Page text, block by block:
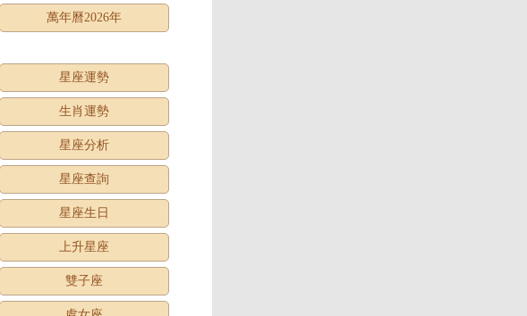
萬年曆2026年
星座運勢
生肖運勢
星座分析
星座查詢
星座生日
上升星座
雙子座